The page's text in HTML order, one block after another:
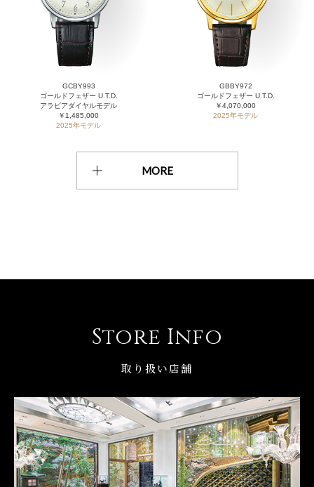
GCBY993
ゴールドフェザー U.T.D.
アラビアダイヤルモデル
￥1,485,000
2025年モデル
GBBY972
ゴールドフェザー U.T.D.
￥4,070,000
2025年モデル
MORE
Store Info
取り扱い店舗